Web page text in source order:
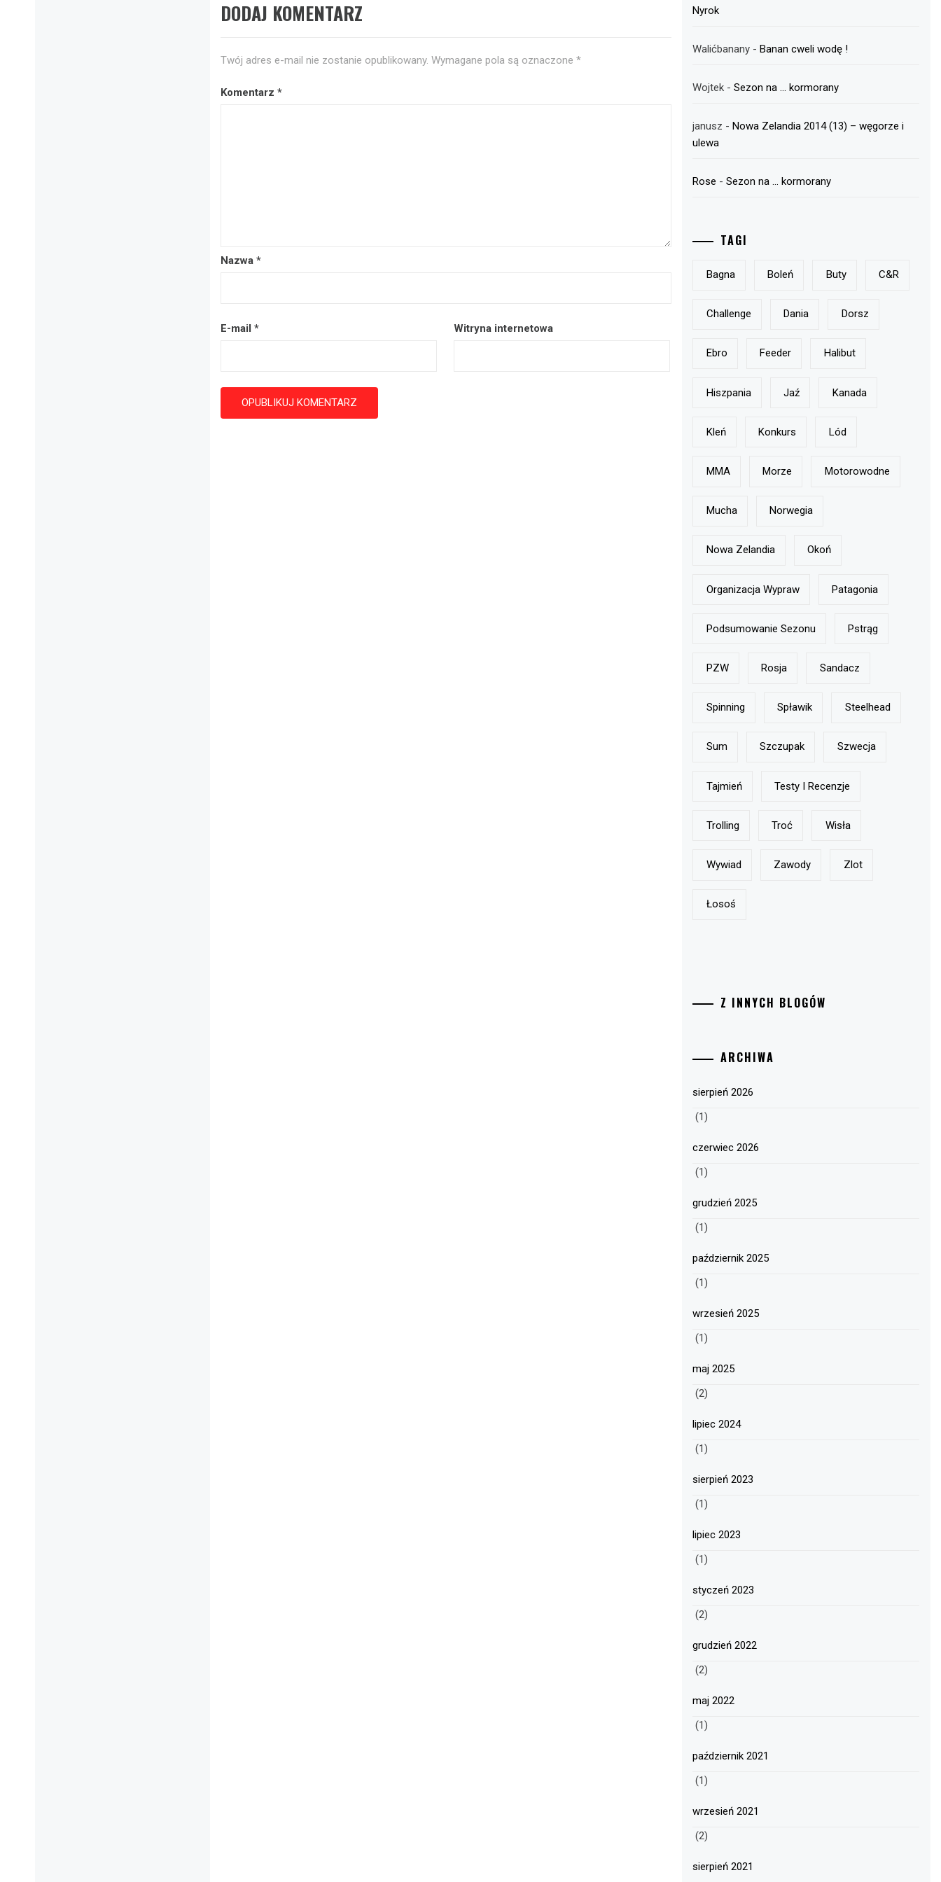
DODAJ KOMENTARZ
Twój adres e-mail nie zostanie opublikowany. Wymagane pola są oznaczone *
Komentarz *
Nazwa *
E-mail * Witryna internetowa
Nyrok
Walićbanany -Banan cweli wodę !
Wojtek -Sezon na … kormorany
janusz -Nowa Zelandia 2014 (13) – węgorze i
ulewa
Rose -Sezon na … kormorany
TAGI
Bagna Boleń Buty C&r
Challenge Dania Dorsz
Ebro Feeder Halibut
Hiszpania Jaź Kanada
Kleń Konkurs Lód
MMA Morze Motorowodne
Mucha Norwegia
Nowa Zelandia Okoń
Organizacja Wypraw Patagonia
Podsumowanie Sezonu Pstrąg
PZW Rosja Sandacz
Spinning Spławik Steelhead
Sum Szczupak Szwecja
Tajmień Testy I Recenzje
Trolling Troć Wisła
Wywiad Zawody Zlot
Łosoś
Z INNYCH BLOGÓW
ARCHIWA
sierpień 2026
(1)
czerwiec 2026
(1)
grudzień 2025
(1)
październik 2025
(1)
wrzesień 2025
(1)
maj 2025
(2)
lipiec 2024
(1)
sierpień 2023
(1)
lipiec 2023
(1)
styczeń 2023
(2)
grudzień 2022
(2)
maj 2022
(1)
październik 2021
(1)
wrzesień 2021
(2)
sierpień 2021